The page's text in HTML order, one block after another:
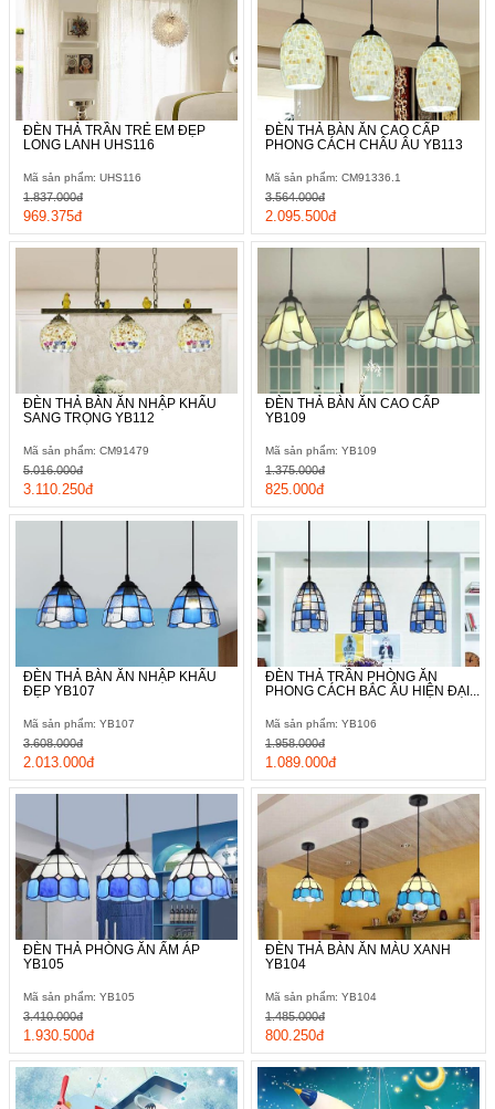
ĐÈN THẢ TRẦN TRẺ EM ĐẸP
LONG LANH UHS116
Mã sản phẩm: UHS116
969.375đ
1.837.000đ
ĐÈN THẢ BÀN ĂN CAO CẤP
PHONG CÁCH CHÂU ÂU YB113
Mã sản phẩm: CM91336.1
2.095.500đ
3.564.000đ
ĐÈN THẢ BÀN ĂN NHẬP KHẨU
SANG TRỌNG YB112
Mã sản phẩm: CM91479
3.110.250đ
5.016.000đ
ĐÈN THẢ BÀN ĂN CAO CẤP
YB109
Mã sản phẩm: YB109
825.000đ
1.375.000đ
ĐÈN THẢ BÀN ĂN NHẬP KHẨU
ĐẸP YB107
Mã sản phẩm: YB107
2.013.000đ
3.608.000đ
ĐÈN THẢ TRẦN PHÒNG ĂN
PHONG CÁCH BẮC ÂU HIỆN ĐẠI...
Mã sản phẩm: YB106
1.089.000đ
1.958.000đ
ĐÈN THẢ PHÒNG ĂN ẤM ÁP
YB105
Mã sản phẩm: YB105
1.930.500đ
3.410.000đ
ĐÈN THẢ BÀN ĂN MÀU XANH
YB104
Mã sản phẩm: YB104
800.250đ
1.485.000đ